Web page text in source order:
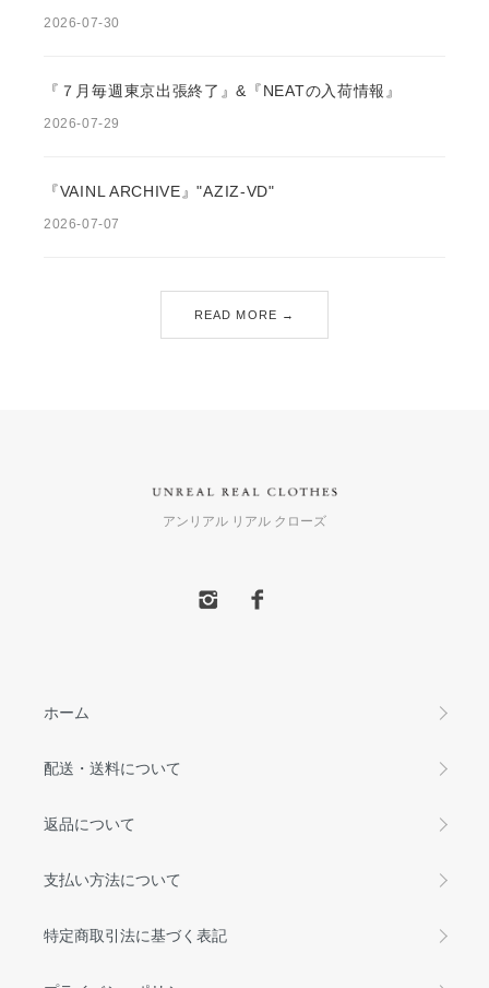
2026-07-30
『７月毎週東京出張終了』&『NEATの入荷情報』
2026-07-29
『VAINL ARCHIVE』"AZIZ-VD"
2026-07-07
READ MORE →
アンリアル リアル クローズ
ホーム
配送・送料について
返品について
支払い方法について
特定商取引法に基づく表記